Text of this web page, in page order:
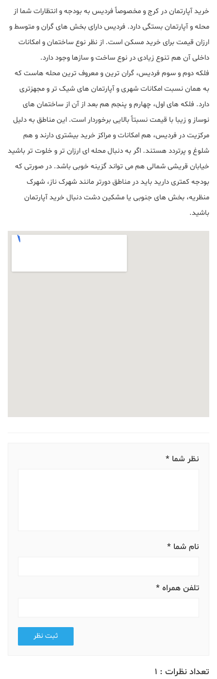
خرید آپارتمان در کرج و مخصوصاً فردیس به بودجه و انتظارات شما از
محله و آپارتمان بستگی دارد. فردیس دارای بخش های گران و متوسط و
ارزان قیمت برای خرید مسکن است. از نظر نوع ساختمان و امکانات
داخلی آن هم تنوع زیادی در نوع ساخت و سازها وجود دارد.
فلکه دوم و سوم فردیس، گران ترین و معروف ترین محله هاست که
به همان نسبت امکانات شهری و آپارتمان های شیک تر و مجهزتری
دارد. فلکه های اول، چهارم و پنجم هم بعد از آن از ساختمان های
نوساز و زیبا با قیمت نسبتاً بالایی برخوردار است. این مناطق به دلیل
مرکزیت در فردیس، هم امکانات و مراکز خرید بیشتری دارند و هم
شلوغ و پرتردد هستند. اگر به دنبال محله ای ارزان تر و خلوت تر باشید
خیابان قریشی شمالی هم می تواند گزینه خوبی باشد. در صورتی که
بودجه کمتری دارید باید در مناطق دورتر مانند شهرک ناز، شهرک
منظریه، بخش های جنوبی یا مشکین دشت دنبال خرید آپارتمان
باشید.
نظر شما *
نام شما *
تلفن همراه *
ثبت نظر
تعداد نظرات : 1